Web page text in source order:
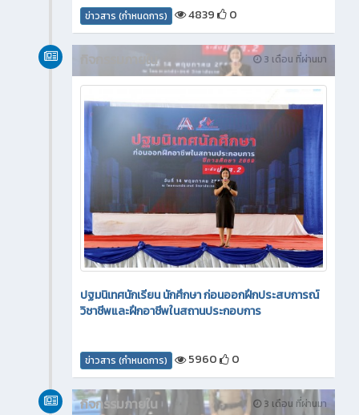
ข่าวสาร (กำหนดการ) 4839 0
3 เดือน ที่ผ่านมา
กิจกรรมภายใน
ปฐมนิเทศนักเรียน นักศึกษา ก่อนออกฝึกประสบการณ์
วิชาชีพและฝึกอาชีพในสถานประกอบการ
ข่าวสาร (กำหนดการ) 5960 0
3 เดือน ที่ผ่านมา
กิจกรรมภายใน